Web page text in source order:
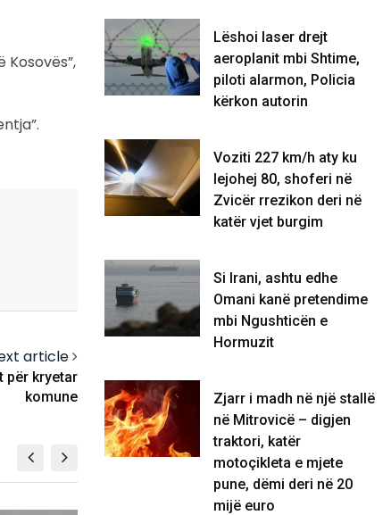
article
për kryetar
komune
Lëshoi laser drejt
aeroplanit mbi Shtime,
piloti alarmon, Policia
kërkon autorin
Voziti 227 km/h aty ku
lejohej 80, shoferi në
Zvicër rrezikon deri në
katër vjet burgim
Si Irani, ashtu edhe
Omani kanë pretendime
mbi Ngushticën e
Hormuzit
Zjarr i madh në një stallë
në Mitrovicë – digjen
traktori, katër
motoçikleta e mjete
pune, dëmi deri në 20
mijë euro